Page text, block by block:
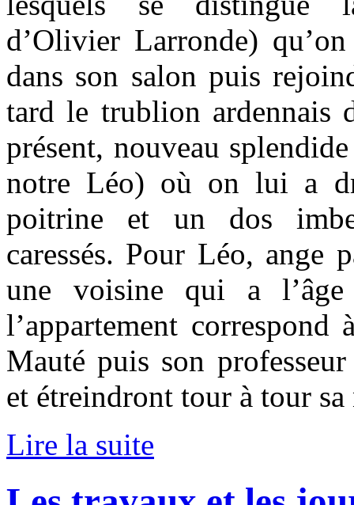
d’Olivier Larronde)
dans son salon puis
tard le trublion ardennais
présent, nouveau
notre Léo) où on lui a
poitrine et un dos
caressés. Pour Léo, ange
une voisine qui a
l’appartement
Mauté puis son
et étreindront tour à tour
Lire la suite